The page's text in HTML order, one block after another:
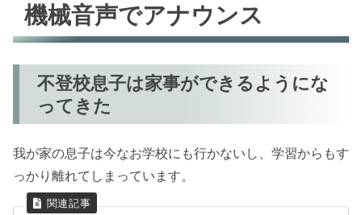
機械音声でアナウンス
不登校息子は家事ができるようにな
ってきた
我が家の息子は今なお学校にも行かないし、学習からもす
っかり離れてしまっています。